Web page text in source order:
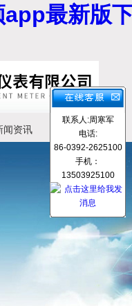
最新版
闻资讯 产品展示
联系人:周寒军
电话:
86-0392-2625100
手机：
13503925100